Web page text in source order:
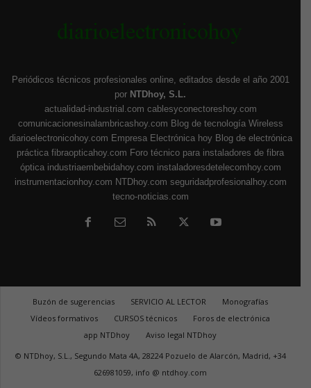
Periódicos técnicos profesionales online, editados desde el año 2001
por NTDhoy, S.L.
actualidad-industrial.com cablesyconectoreshoy.com
comunicacionesinalambricashoy.com Blog de tecnología Wireless
diarioelectronicohoy.com Empresa Electrónica hoy Blog de electrónica
práctica fibraopticahoy.com Foro técnico para instaladores de fibra
óptica industriaembebidahoy.com instaladoresdetelecomhoy.com
instrumentacionhoy.com NTDhoy.com seguridadprofesionalhoy.com
tecno-noticias.com
Buzón de sugerencias SERVICIO AL LECTOR
Monografías
Vídeos formativos
CURSOS técnicos
Foros de electrónica
app NTDhoy
Aviso legal NTDhoy
© NTDhoy, S.L., Segundo Mata 4A, 28224 Pozuelo de Alarcón, Madrid, +34
626981059, info @ ntdhoy.com